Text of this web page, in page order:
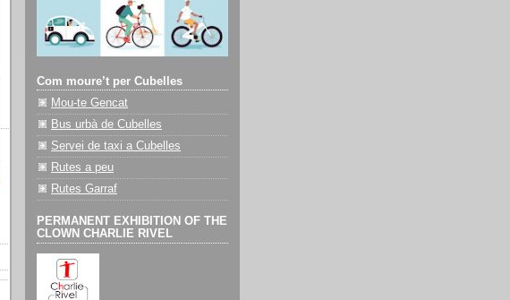
Com moure’t per Cubelles
Mou-te Gencat
Bus urbà de Cubelles
Servei de taxi a Cubelles
Rutes a peu
Rutes Garraf
PERMANENT EXHIBITION OF THE
CLOWN CHARLIE RIVEL